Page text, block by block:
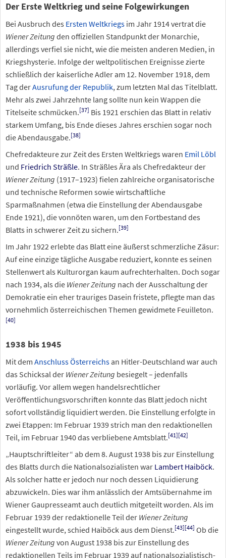
Der Erste Weltkrieg und seine Folgewirkungen
Bei Ausbruch des Ersten Weltkriegs im Jahr 1914 vertrat die
Wiener Zeitung den offiziellen Standpunkt der Monarchie,
allerdings verfiel sie nicht, wie die meisten anderen Medien, in
Kriegshysterie. Infolge der weltpolitischen Ereignisse zierte
schließlich der kaiserliche Adler am 12. November 1918, dem
Tag derAusrufung der Republik, zum letzten Mal das Titelblatt.
Mehr als zwei Jahrzehnte lang sollte nun kein Wappen die
Titelseite schmücken.[37] Bis 1921 erschien das Blatt in relativ
starkem Umfang, bis Ende dieses Jahres erschien sogar noch
die Abendausgabe.[38]
Chefredakteure zur Zeit des Ersten Weltkriegs waren Emil Löbl
und Friedrich Sträßle. In Sträßles Ära als Chefredakteur der
Wiener Zeitung (1917–1923) fielen zahlreiche organisatorische
und technische Reformen sowie wirtschaftliche
Sparmaßnahmen (etwa die Einstellung der Abendausgabe
Ende 1921), die vonnöten waren, um den Fortbestand des
Blatts in schwerer Zeit zu sichern.[39]
Im Jahr 1922 erlebte das Blatt eine äußerst schmerzliche Zäsur:
Auf eine einzige tägliche Ausgabe reduziert, konnte es seinen
Stellenwert als Kulturorgan kaum aufrechterhalten. Doch sogar
nach 1934, als die Wiener Zeitung nach der Ausschaltung der
Demokratie ein eher trauriges Dasein fristete, pflegte man das
vornehmlich österreichischen Themen gewidmete Feuilleton.
[40]
1938 bis 1945
Mit dem Anschluss Österreichs an Hitler-Deutschland war auch
das Schicksal der Wiener Zeitung besiegelt – jedenfalls
vorläufig. Vor allem wegen handelsrechtlicher
Veröffentlichungsvorschriften konnte das Blatt jedoch nicht
sofort vollständig liquidiert werden. Die Einstellung erfolgte in
zwei Etappen: Im Februar 1939 strich man den redaktionellen
Teil, im Februar 1940 das verbliebene Amtsblatt.[41][42]
„Hauptschriftleiter“ ab dem 8. August 1938 bis zur Einstellung
des Blatts durch die Nationalsozialisten war Lambert Haiböck.
Als solcher hatte er jedoch nur noch dessen Liquidierung
abzuwickeln. Dies war ihm anlässlich der Amtsübernahme im
Wiener Gaupresseamt auch deutlich mitgeteilt worden. Als im
Februar 1939 der redaktionelle Teil der Wiener Zeitung
eingestellt wurde, schied Haiböck aus dem Dienst.[43][44] Ob die
Wiener Zeitung von August 1938 bis zur Einstellung des
redaktionellen Teils im Februar 1939 auf nationalsozialistisch-